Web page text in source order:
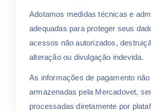
Adotamos medidas técnicas e
adequadas para proteger seus
acessos não autorizados,
alteração ou divulgação indevida.
As informações de pagamento
armazenadas pela Mercadovet,
processadas diretamente por